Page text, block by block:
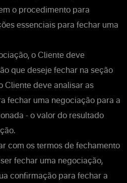
o procedimento para
essenciais para fechar uma
o Cliente deve
que deseje fechar na seção
Cliente deve analisar as
fechar uma negociação para a
- o valor do resultado
com os termos de fechamento
fechar uma negociação,
confirmação para fechar a